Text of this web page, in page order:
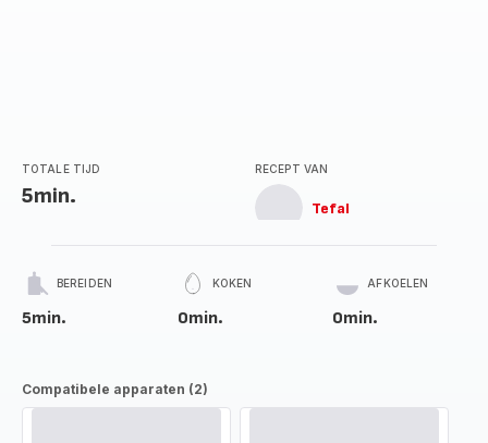
TOTALE TIJD
5min.
RECEPT VAN
Tefal
BEREIDEN
5min.
KOKEN
0min.
AFKOELEN
0min.
Compatibele apparaten (2)